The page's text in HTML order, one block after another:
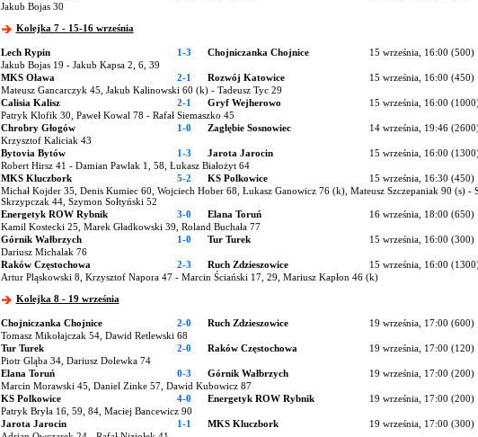
Jakub Bojas 30
Kolejka 7 - 15-16 września
Lech Rypin 1-3 Chojniczanka Chojnice
15 września, 16:00 (500)
Jakub Bojas 19 - Jakub Kapsa 2, 6, 39
MKS Oława
2-1 Rozwój Katowice
15 września, 16:00 (450)
Mateusz Gancarczyk 45, Jakub Kalinowski 60 (k) - Tadeusz Tyc 29
Calisia Kalisz
2-1 Gryf Wejherowo
15 września, 16:00
Patryk Klofik 30, Paweł Kowal 78 - Rafał Siemaszko 45
Chrobry Głogów
1-0 Zagłębie Sosnowiec
14 września, 19:46
Krzysztof Kaliciak 43
Bytovia Bytów
1-3 Jarota Jarocin
15 września, 16:00
Robert Hirsz 41 - Damian Pawlak 1, 58, Łukasz Białożyt 64
MKS Kluczbork
5-2 KS Polkowice
15 września, 16:30 (450)
Michał Kojder 35, Denis Kumiec 60, Wojciech Hober 68, Łukasz Ganowicz 76 (k), Mateusz Szczepaniak 90 (s) -
Skrzypczak 44, Szymon Sołtyński 52
Energetyk ROW Rybnik
3-0 Elana Toruń
16 września, 18:00 (650)
Kamil Kostecki 25, Marek Gładkowski 39, Roland Buchała 77
Górnik Wałbrzych
1-0 Tur Turek
15 września, 16:00 (300)
Dariusz Michalak 76
Raków Częstochowa
2-3 Ruch Zdzieszowice
15 września, 16:00
Artur Pląskowski 8, Krzysztof Napora 47 - Marcin Ściański 17, 29, Mariusz Kapłon 46 (k)
Kolejka 8 - 19 września
Chojniczanka Chojnice 2-0 Ruch Zdzieszowice
19 września, 17:00 (600)
Tomasz Mikołajczak 54, Dawid Retlewski 68
Tur Turek
2-0 Raków Częstochowa
19 września, 17:00 (120)
Piotr Gląba 34, Dariusz Dolewka 74
Elana Toruń
0-3 Górnik Wałbrzych
19 września, 17:00 (200)
Marcin Morawski 45, Daniel Zinke 57, Dawid Kubowicz 87
KS Polkowice
4-0 Energetyk ROW Rybnik
19 września, 17:00 (200)
Patryk Bryła 16, 59, 84, Maciej Bancewicz 90
Jarota Jarocin
1-1 MKS Kluczbork
19 września, 17:00 (300)